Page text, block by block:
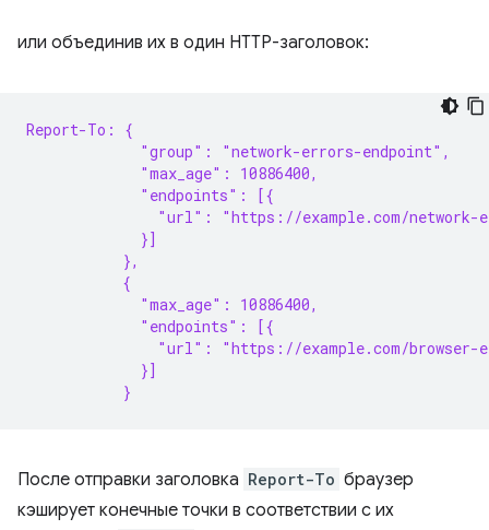
или объединив их в один HTTP-заголовок:
Report-To: {
             "group": "network-errors-endpoint",
             "max_age": 10886400,
             "endpoints": [{
"url": "https://example.com/network-
             }]
           },
           {
             "max_age": 10886400,
             "endpoints": [{
"url": "https://example.com/browser-
             }]
           }
После отправки заголовка Report-To браузер
кэширует конечные точки в соответствии с их